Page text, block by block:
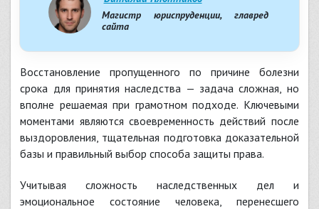
Магистр юриспруденции, главред
сайта
Восстановление пропущенного по причине болезни
срока для принятия наследства — задача сложная, но
вполне решаемая при грамотном подходе. Ключевыми
моментами являются своевременность действий после
выздоровления, тщательная подготовка доказательной
базы и правильный выбор способа защиты права.
Учитывая сложность наследственных дел и
эмоциональное состояние человека, перенесшего